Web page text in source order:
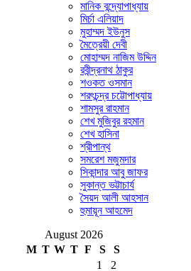
মানিক বন্দ্যোপাধ্যায়
মির্চা এলিয়াদ
মুহাম্মদ ইউনুস
মৈত্রেয়ী দেবী
মোহাম্মদ নাজিম উদ্দিন
রবীন্দ্রনাথ ঠাকুর
শওকত ওসমান
শরৎচন্দ্র চট্টোপাধ্যায়
শামসুর রাহমান
শেখ মুজিবুর রহমান
শেখ হাসিনা
শ্রীপান্থ
সমরেশ মজুমদার
সিকান্দার আবু জাফর
সুকান্ত ভট্টাচার্য
সৈয়দ আলী আহসান
হুমায়ূন আহমেদ
August 2026
M T W T F S
S
1
2